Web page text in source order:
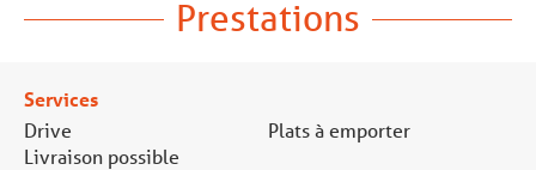
Prestations
Services
Drive
Livraison possible
Plats à emporter